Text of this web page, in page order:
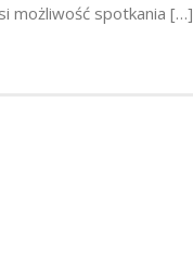
możliwość spotkania […]